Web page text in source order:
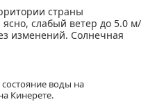
страны
слабый ветер до 5.0 м/
изменений. Солнечная
воды на
Кинерете.